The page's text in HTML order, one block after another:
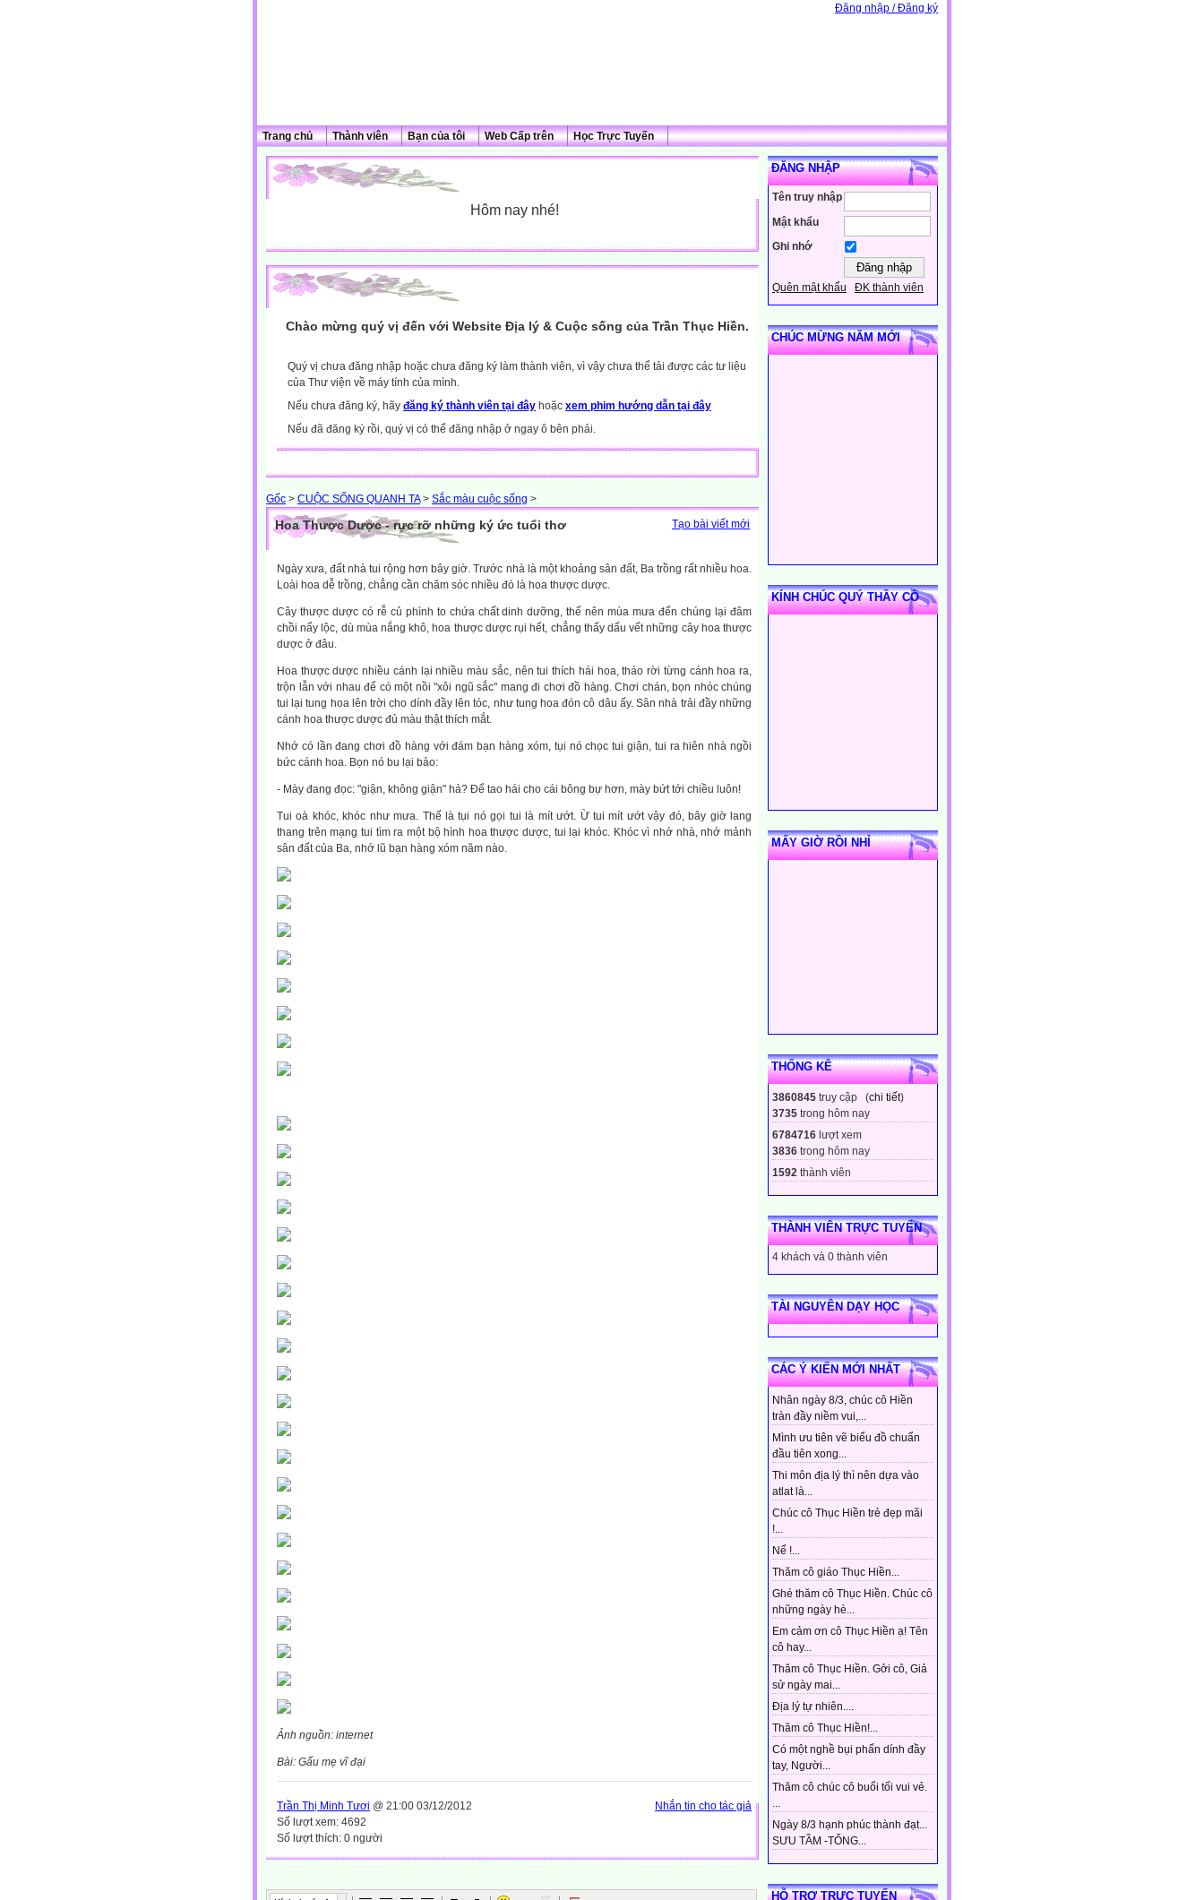
Đăng nhập / Đăng ký
Trang chủ Thành viên Bạn của tôi Web Cấp trên Học Trực Tuyến
ĐĂNG NHẬP
Tên truy nhập
Mật khẩu
Ghi nhớ
Quên mật khẩu ĐK thành viên
CHÚC MỪNG NĂM MỚI
KÍNH CHÚC QUÝ THẦY CÔ
MẤY GIỜ RỒI NHỈ
THỐNG KÊ
3860845 truy cập (chi tiết)
3735 trong hôm nay
6784716 lượt xem
3836 trong hôm nay
1592 thành viên
THÀNH VIÊN TRỰC TUYẾN
4 khách và 0 thành viên
TÀI NGUYÊN DẠY HỌC
CÁC Ý KIẾN MỚI NHẤT
Nhân ngày 8/3, chúc cô Hiền
tràn đầy niềm vui,...
Mình ưu tiên vẽ biểu đồ chuẩn
đầu tiên xong...
Thi môn địa lý thì nên dựa vào
atlat là...
Chúc cô Thục Hiền trẻ đẹp mãi
!...
Nể !...
Thăm cô giáo Thục Hiền...
Ghé thăm cô Thục Hiền. Chúc cô
những ngày hè...
Em cảm ơn cô Thục Hiền ạ! Tên
cô hay...
Thăm cô Thục Hiền. Gởi cô, Giả
sử ngày mai...
Địa lý tự nhiên....
Thăm cô Thục Hiền!...
Có một nghề bụi phấn dính đầy
tay, Người...
Thăm cô chúc cô buổi tối vui vẻ.
...
Ngày 8/3 hạnh phúc thành đạt...
SƯU TẦM -TỔNG...
HỖ TRỢ TRỰC TUYẾN
Hôm nay nhé!
Chào mừng quý vị đến với Website Địa lý & Cuộc sống của Trần Thục Hiền.
Quý vị chưa đăng nhập hoặc chưa đăng ký làm thành viên, vì vậy chưa thể tải được các tư liệu
của Thư viện về máy tính của mình.
Nếu chưa đăng ký, hãy đăng ký thành viên tại đây hoặc xem phim hướng dẫn tại đây
Nếu đã đăng ký rồi, quý vị có thể đăng nhập ở ngay ô bên phải.
Gốc > CUỘC SỐNG QUANH TA> Sắc màu cuộc sống >
Tạo bài viết mới
Hoa Thược Dược - rực rỡ những ký ức tuổi thơ
Ngày xưa, đất nhà tui rộng hơn bây giờ. Trước nhà là một khoảng sân đất, Ba trồng rất nhiều hoa.
Loài hoa dễ trồng, chẳng cần chăm sóc nhiều đó là hoa thược dược.
Cây thược dược có rễ củ phình to chứa chất dinh dưỡng, thế nên mùa mưa đến chúng lại đâm
chồi nẩy lộc, dù mùa nắng khô, hoa thược dược rụi hết, chẳng thấy dấu vết những cây hoa thược
dược ở đâu.
Hoa thược dược nhiều cánh lại nhiều màu sắc, nên tui thích hái hoa, tháo rời từng cánh hoa ra,
trộn lẫn với nhau để có một nồi "xôi ngũ sắc" mang đi chơi đồ hàng. Chơi chán, bọn nhóc chúng
tui lại tung hoa lên trời cho dính đầy lên tóc, như tung hoa đón cô dâu ấy. Sân nhà trải đầy những
cánh hoa thược dược đủ màu thật thích mắt.
Nhớ có lần đang chơi đồ hàng với đám bạn hàng xóm, tụi nó chọc tui giận, tui ra hiên nhà ngồi
bức cánh hoa. Bọn nó bu lại bảo:
- Mày đang đọc: "giận, không giận" hả? Để tao hái cho cái bông bự hơn, mày bứt tới chiều luôn!
Tui oà khóc, khóc như mưa. Thế là tụi nó gọi tui là mít ướt. Ừ tui mít ướt vậy đó, bây giờ lang
thang trên mạng tui tìm ra một bộ hình hoa thược dược, tui lại khóc. Khóc vì nhớ nhà, nhớ mảnh
sân đất của Ba, nhớ lũ bạn hàng xóm năm nào.
Ảnh nguồn: internet
Bài: Gấu mẹ vĩ đại
Nhắn tin cho tác giả
Trần Thị Minh Tươi @ 21:00 03/12/2012
Số lượt xem: 4692
Số lượt thích: 0 người